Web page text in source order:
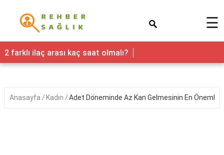
Sağlık
Yaşam
Nedir
☰
2 farklı ilaç arası kaç saat olmalı?
Anasayfa Kadın Adet Döneminde Az Kan Gelmesinin En Önemli